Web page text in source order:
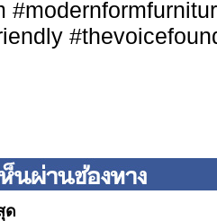
ด